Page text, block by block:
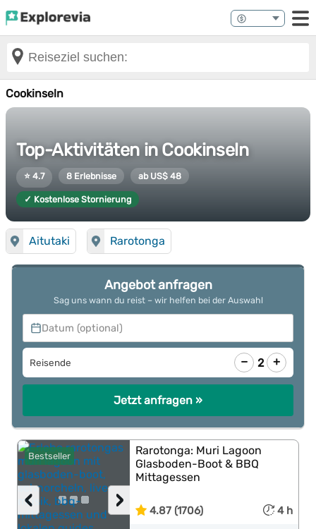
Cookinseln
Top-Aktivitäten in Cookinseln
⭐ 4.7 8 Erlebnisse ab US$ 48
✓ Kostenlose Stornierung
Aitutaki Rarotonga
Angebot anfragen
Sag uns wann du reist – wir helfen bei der Auswahl
Datum (optional)
Reisende − 2 +
Jetzt anfragen »
Bestseller
›
‹
Rarotonga: Muri Lagoon
Glasboden-Boot & BBQ
Mittagessen
4.87 (1706) 4 h